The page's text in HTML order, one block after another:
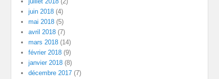
juin 2018 (4)
mai 2018 (5)
avril 2018 (7)
mars 2018 (14)
février 2018 (9)
janvier 2018 (8)
décembre 2017 (7)